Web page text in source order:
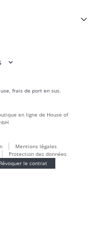
frais de port en sus.
Mentions légales
Protection des données
Révoquer le contrat
en ligne de House of